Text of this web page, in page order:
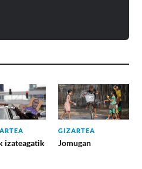
izateagatik
GIZARTEA
Jomugan